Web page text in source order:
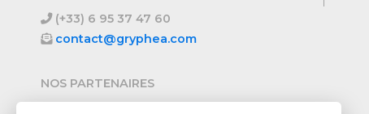
(+33) 6 95 37 47 60
contact@gryphea.com
NOS PARTENAIRES